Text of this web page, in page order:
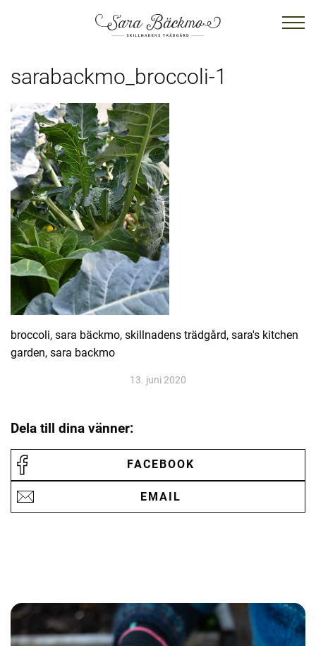
sarabackmo_broccoli-1
broccoli, sara bäckmo, skillnadens trädgård, sara's kitchen
garden, sara backmo
13. juni 2020
Dela till dina vänner:
FACEBOOK
EMAIL